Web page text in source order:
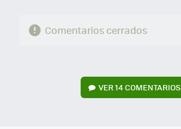
Comentarios cerrados
VER14 COMENTARIOS